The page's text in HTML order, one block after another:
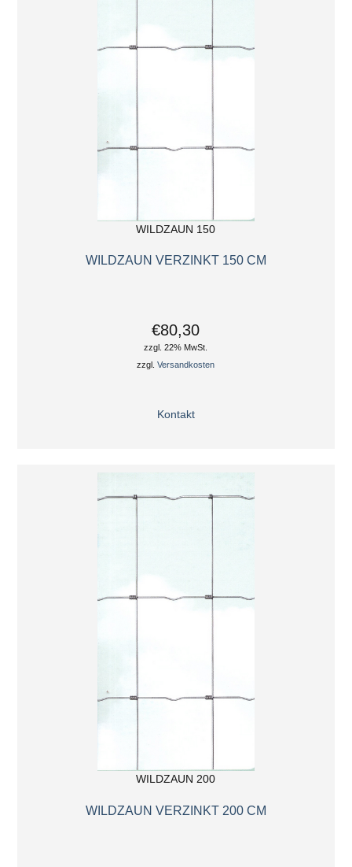
WILDZAUN 150
WILDZAUN VERZINKT 150 CM
€80,30
zzgl. 22% MwSt.
zzgl.Versandkosten
Kontakt
WILDZAUN 200
WILDZAUN VERZINKT 200 CM